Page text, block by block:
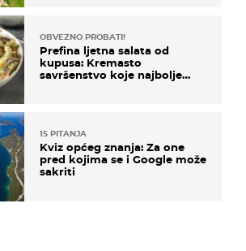
OBVEZNO PROBATI!
Prefina ljetna salata od
kupusa: Kremasto
savršenstvo koje najbolje
15 PITANJA
Kviz općeg znanja: Za one
pred kojima se i Google može
sakriti